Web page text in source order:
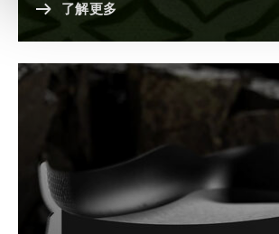
了解更多